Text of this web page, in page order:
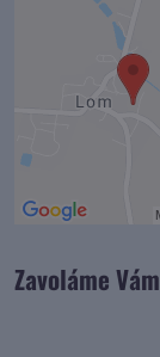
Zavoláme